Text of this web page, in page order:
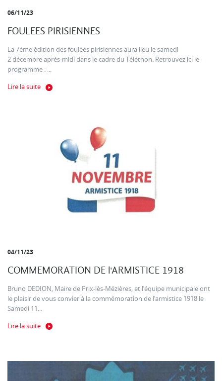
06/11/23
FOULEES PIRISIENNES
La 7ème édition des foulées pirisiennes aura lieu le samedi
2 décembre après-midi dans le cadre du Téléthon. Retrouvez ici le
programme : ...
Lire la suite
04/11/23
COMMEMORATION DE l'ARMISTICE 1918
Bruno DEDION, Maire de Prix-lès-Mézières, et l’équipe municipale ont
le plaisir de vous convier à la commémoration de l’armistice 1918 le
Samedi 11...
Lire la suite